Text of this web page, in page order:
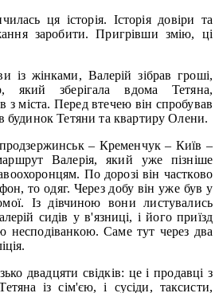
ця історія. Історія довіри та
заробити. Пригрівши змію, ці
із жінками, Валерій зібрав гроші,
який зберігала вдома Тетяна,
з міста. Перед втечею він спробував
будинок Тетяни та квартиру Олени.
– Кременчук – Київ –
Валерія, який уже пізніше
По дорозі він частково
то одяг. Через добу він уже був у
Із дівчиною вони листувались
сидів у в'язниці, і його приїзд
несподіванкою. Саме тут через два
двадцяти свідків: це і продавці з
із сім'єю, і сусіди, таксисти,